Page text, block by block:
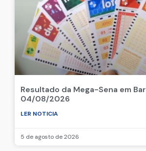
Resultado da Mega-Sena em
04/08/2026
LER NOTICIA
5 de agosto de 2026